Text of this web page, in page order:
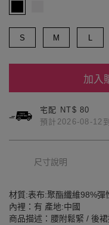
S M L
加入
宅配 NT$ 80
預計2026-08-12
尺寸說明
材質:表布:聚酯纖維98%
內裡：有 產地:中國
商品描述：腰附鬆緊 / 後